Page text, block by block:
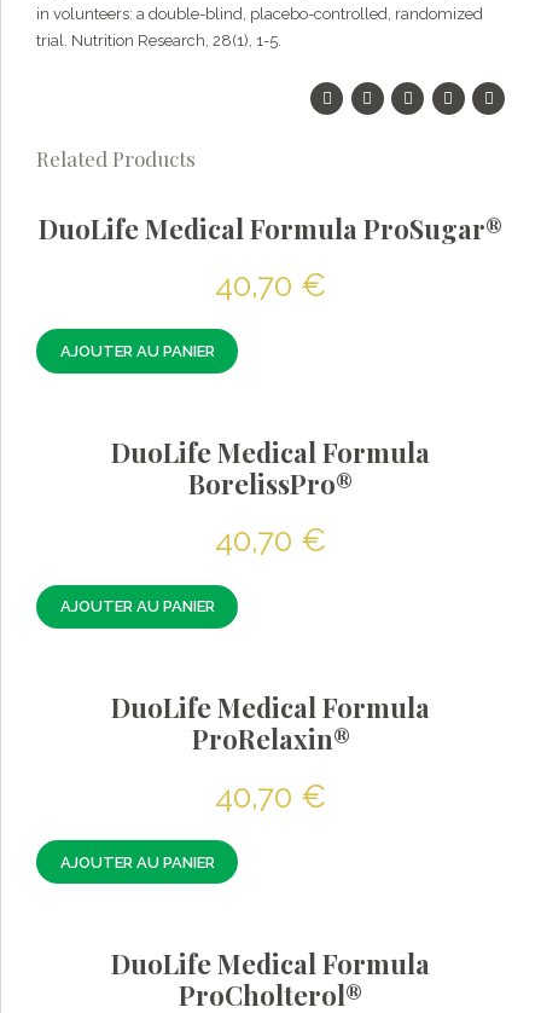
in volunteers: a double-blind, placebo-controlled, randomized
trial. Nutrition Research, 28(1), 1-5.
Related Products
DuoLife Medical Formula ProSugar®
40,70 €
AJOUTER AU PANIER
DuoLife Medical Formula
BorelissPro®
40,70 €
AJOUTER AU PANIER
DuoLife Medical Formula
ProRelaxin®
40,70 €
AJOUTER AU PANIER
DuoLife Medical Formula
ProCholterol®